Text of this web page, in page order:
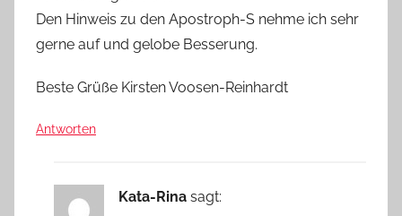
Den Hinweis zu den Apostroph-S nehme ich sehr
gerne auf und gelobe Besserung.
Beste Grüße Kirsten Voosen-Reinhardt
Antworten
Kata-Rina sagt: